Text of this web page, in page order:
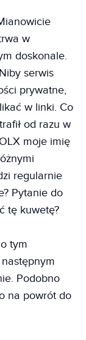
w
doskonale.
serwis
prywatne,
w linki. Co
od razu w
moje imię
regularnie
Pytanie do
tę kuwetę?
tym
Podobno
na powrót do